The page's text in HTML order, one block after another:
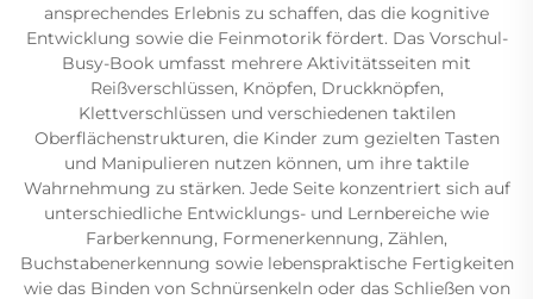
ansprechendes Erlebnis zu schaffen, das die kognitive
Entwicklung sowie die Feinmotorik fördert. Das Vorschul-
Busy-Book umfasst mehrere Aktivitätsseiten mit
Reißverschlüssen, Knöpfen, Druckknöpfen,
Klettverschlüssen und verschiedenen taktilen
Oberflächenstrukturen, die Kinder zum gezielten Tasten
und Manipulieren nutzen können, um ihre taktile
Wahrnehmung zu stärken. Jede Seite konzentriert sich auf
unterschiedliche Entwicklungs- und Lernbereiche wie
Farberkennung, Formenerkennung, Zählen,
Buchstabenerkennung sowie lebenspraktische Fertigkeiten
wie das Binden von Schnürsenkeln oder das Schließen von